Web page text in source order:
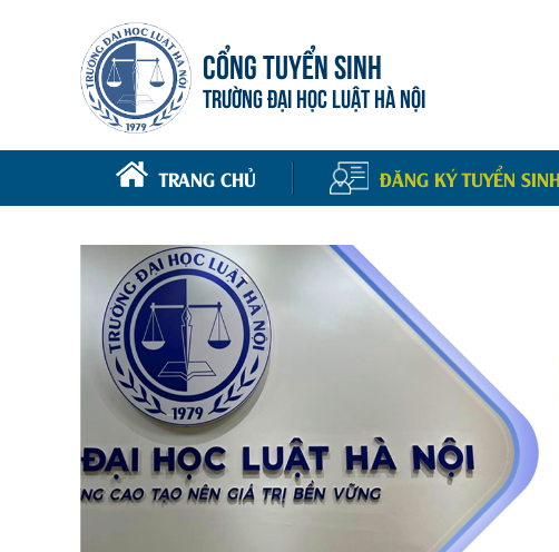
CỔNG TUYỂN SINH
TRƯỜNG ĐẠI HỌC LUẬT HÀ NỘI
TRANG CHỦ ĐĂNG KÝ TUYỂN